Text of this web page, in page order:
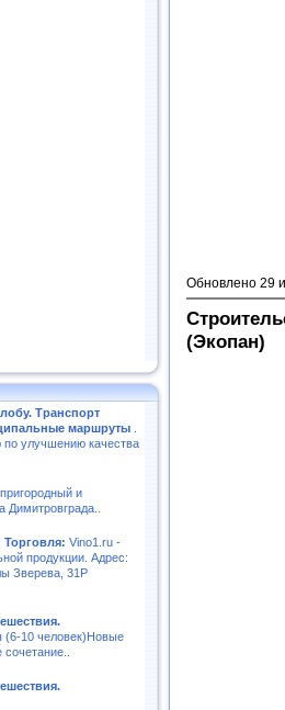
Транспорт
маршруты
улучшению качества
и
Димитровграда..
Торговля: Vino1.ru -
продукции. Адрес:
Зверева, 31Р
(6-10 человек)Новые
Обновлено 29
(Экопан)